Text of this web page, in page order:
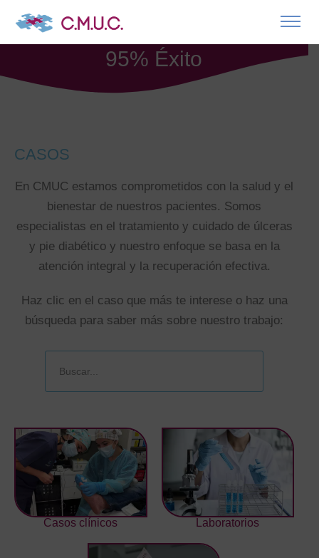
95% Éxito
CASOS
En CMUC estamos comprometidos con la salud y el
bienestar de nuestros pacientes. Somos
especialistas en el tratamiento y cuidado de úlceras
y pie diabético y nuestro enfoque se basa en la
atención integral y la recuperación efectiva.
Haz clic en el caso que más te interese o haz una
búsqueda para saber más sobre nuestro trabajo:
Casos clínicos Laboratorios